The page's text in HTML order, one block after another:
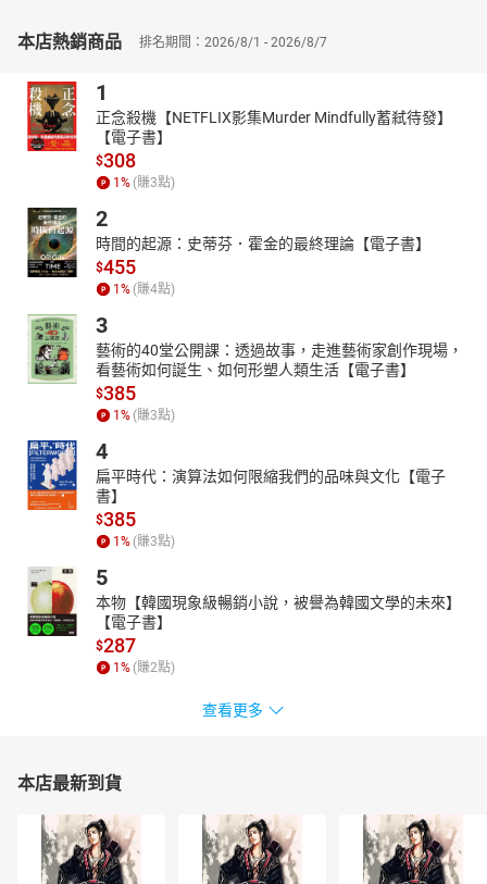
本店熱銷商品 排名期間：2026/8/1 - 2026/8/7
1
正念殺機【NETFLIX影集Murder Mindfully蓄弒待發】
【電子書】
$308
1 % (賺3點)
2
時間的起源：史蒂芬．霍金的最終理論【電子書】
$455
1 % (賺4點)
3
藝術的40堂公開課：透過故事，走進藝術家創作現場，
看藝術如何誕生、如何形塑人類生活【電子書】
$385
1 % (賺3點)
4
扁平時代：演算法如何限縮我們的品味與文化【電子
書】
$385
1 % (賺3點)
5
本物【韓國現象級暢銷小說，被譽為韓國文學的未來】
【電子書】
$287
1 % (賺2點)
查看更多
本店最新到貨